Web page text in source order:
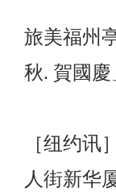
旅美福州
秋. 賀國
［纽约讯
人街新华